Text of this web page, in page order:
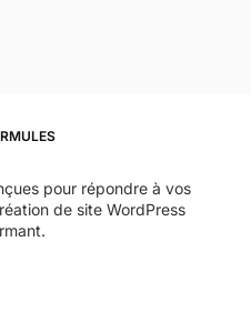
pour répondre à vos
de site WordPress